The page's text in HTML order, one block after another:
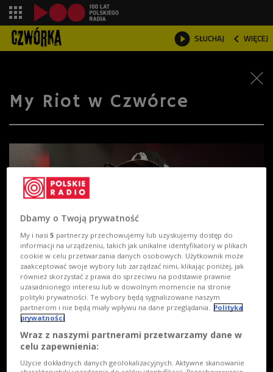
 SŁUCHAJ  WIĘCEJ

My Riot w Czwórce
Dbamy o Twoją prywatność
My i nasi5 partnerzy przechowujemy lub uzyskujemy dostęp do
informacji na urządzeniu, takich jak unikalne identyfikatory w plikach
cookie w celu przetwarzania danych osobowych. Użytkownik może
zaakceptować swoje wybory lub zarządzać nimi, klikając poniżej, jak
również skorzystać z prawa do sprzeciwu na podstawie prawnie
uzasadnionego interesu lub w dowolnym momencie na stronie
polityki prywatności. Te wybory będą sygnalizowane naszym
partnerom i nie będą miały wpływu na dane przeglądania.
Polityka
prywatności
Wraz z naszymi partnerami przetwarzamy dane w
celu zapewnienia:
Użycie dokładnych danych geolokalizacyjnych. Aktywne skanowanie